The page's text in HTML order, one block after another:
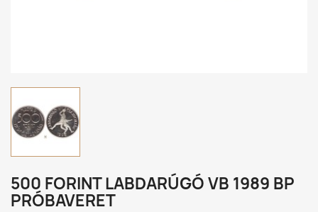
500 FORINT LABDARÚGÓ VB 1989 BP
PRÓBAVERET